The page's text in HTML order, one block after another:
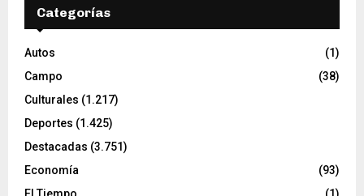
Categorías
Autos
(1)
Campo
(38)
Culturales (1.217)
Deportes (1.425)
Destacadas (3.751)
Economía
(93)